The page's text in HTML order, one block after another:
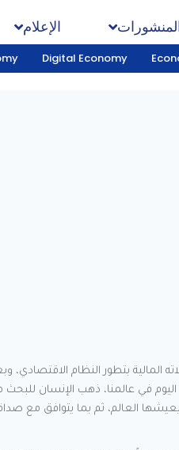
الإعلام
Digital Economy
المالية بتطور النظام
في عالمنا، ذهب الإنسان
العالم، ثم بما يتوافق مع